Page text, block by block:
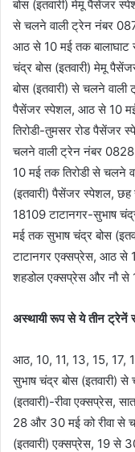
बोस (इतवारी) मेमू पैसेंजर
से चलने वाली ट्रेन नंबर
आठ से 10 मई तक बालाघाट
चंद्र बोस (इतवारी) मेमू
बोस (इतवारी) से चलने वाली
पैसेंजर स्पेशल, आठ से 10 मई
तिरोडी-तुमसर रोड पैसेंजर
चलने वाली ट्रेन नंबर
10 मई तक तिरोडी से चलने
(इतवारी) पैसेंजर स्पेशल,
18109 टाटानगर-सुभाष
मई तक सुभाष चंद्र बोस
टाटानगर एक्सप्रेस, आठ से
शहडोल एक्सप्रेस और नौ से
अस्थायी रूप से ये तीन ट्रेनें
आठ, 10, 11, 13, 15, 17,
सुभाष चंद्र बोस (इतवारी)
(इतवारी)-रीवा एक्सप्रेस,
28 और 30 मई को रीवा से
(इतवारी) एक्सप्रेस, 19 से